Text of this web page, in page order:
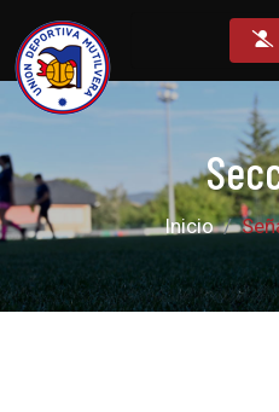
Inicio